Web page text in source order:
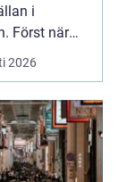
i
Först när
över,
2026